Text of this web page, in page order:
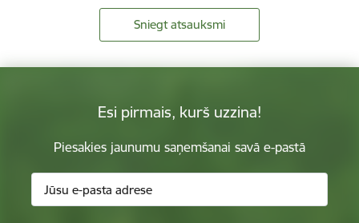
Sniegt atsauksmi
Esi pirmais, kurš uzzina!
Piesakies jaunumu saņemšanai savā e-pastā